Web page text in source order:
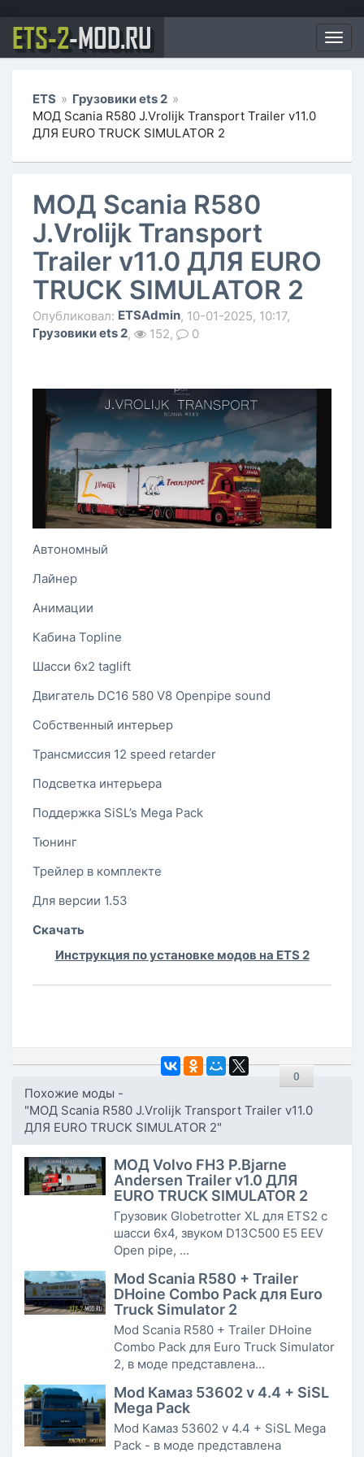
ETS-2-MOD.RU
ETS » Грузовики ets 2 »
МОД Scania R580 J.Vrolijk Transport Trailer v11.0
ДЛЯ EURO TRUCK SIMULATOR 2
МОД Scania R580
J.Vrolijk Transport
Trailer v11.0 ДЛЯ EURO
TRUCK SIMULATOR 2
Опубликовал: ETSAdmin, 10-01-2025, 10:17,
Грузовики ets 2, 152, 0
Автономный
Лайнер
Анимации
Кабина Topline
Шасси 6x2 taglift
Двигатель DC16 580 V8 Openpipe sound
Собственный интерьер
Трансмиссия 12 speed retarder
Подсветка интерьера
Поддержка SiSL’s Mega Pack
Тюнинг
Трейлер в комплекте
Для версии 1.53
Скачать
Инструкция по установке модов на ETS 2
0
Похожие моды -
"МОД Scania R580 J.Vrolijk Transport Trailer v11.0
ДЛЯ EURO TRUCK SIMULATOR 2"
МОД Volvo FH3 P.Bjarne
Andersen Trailer v1.0 ДЛЯ
EURO TRUCK SIMULATOR 2
Грузовик Globetrotter XL для ETS2 с
шасси 6x4, звуком D13C500 E5 EEV
Open pipe, ...
Mod Scania R580 + Trailer
DHoine Combo Pack для Euro
Truck Simulator 2
Mod Scania R580 + Trailer DHoine
Combo Pack для Euro Truck Simulator
2, в моде представлена...
Mod Камаз 53602 v 4.4 + SiSL
Mega Pack
Mod Камаз 53602 v 4.4 + SiSL Mega
Pack - в моде представлена